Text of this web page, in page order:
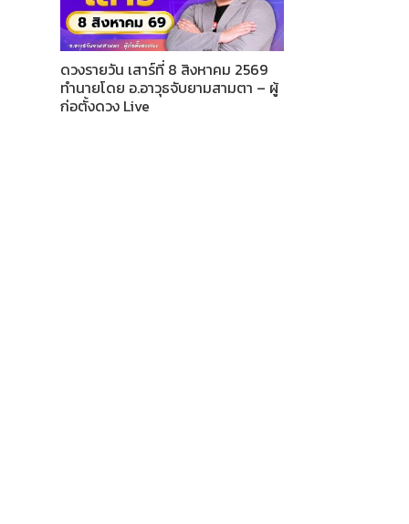
ดวงรายวัน เสาร์ที่ 8 สิงหาคม 2569
ทำนายโดย อ.อาวุธจับยามสามตา – ผู้
ก่อตั้งดวง Live